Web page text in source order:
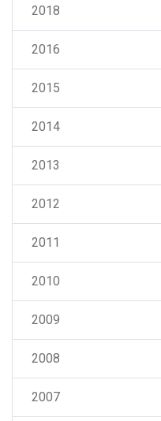
2018
2016
2015
2014
2013
2012
2011
2010
2009
2008
2007